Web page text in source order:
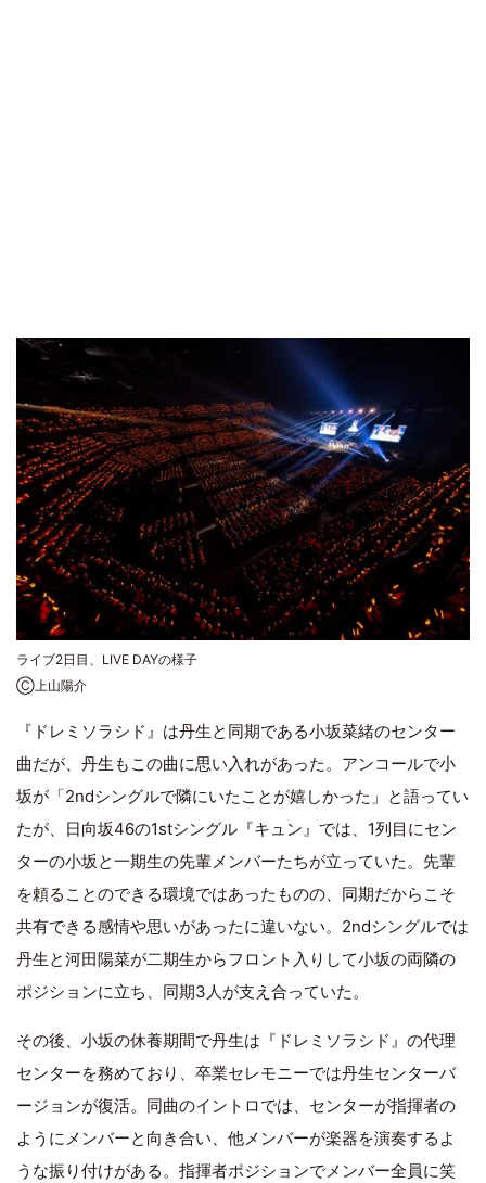
ライブ2日目、LIVE DAYの様子
Ⓒ上山陽介
『ドレミソラシド』は丹生と同期である小坂菜緒のセンター
曲だが、丹生もこの曲に思い入れがあった。アンコールで小
坂が「2ndシングルで隣にいたことが嬉しかった」と語ってい
たが、日向坂46の1stシングル『キュン』では、1列目にセン
ターの小坂と一期生の先輩メンバーたちが立っていた。先輩
を頼ることのできる環境ではあったものの、同期だからこそ
共有できる感情や思いがあったに違いない。2ndシングルでは
丹生と河田陽菜が二期生からフロント入りして小坂の両隣の
ポジションに立ち、同期3人が支え合っていた。
その後、小坂の休養期間で丹生は『ドレミソラシド』の代理
センターを務めており、卒業セレモニーでは丹生センターバ
ージョンが復活。同曲のイントロでは、センターが指揮者の
ようにメンバーと向き合い、他メンバーが楽器を演奏するよ
うな振り付けがある。指揮者ポジションでメンバー全員に笑